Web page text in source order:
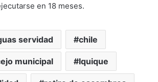
en 18 meses.
servidad chile
municipal Iquique